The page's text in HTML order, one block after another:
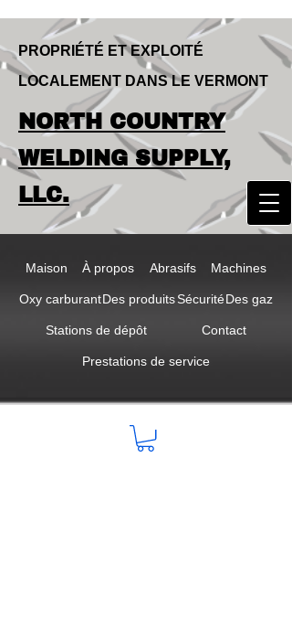
LOCALLY OWNED & OPERATED IN
VERMONT
NORTH COUNTRY
WELDING SUPPLY,
LLC
PROPRIÉTÉ ET EXPLOITÉ
LOCALEMENT DANS LE VERMONT
NORTH COUNTRY
WELDING SUPPLY,
LLC.
Maison À propos Abrasifs Machines
Oxy carburantDes produitsSécuritéDes gaz
Stations de dépôt Contact
Prestations de service